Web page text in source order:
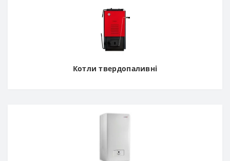
Котли твердопаливні